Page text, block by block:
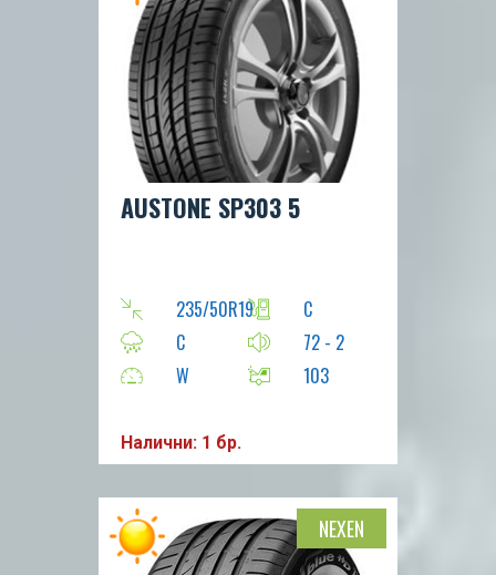
AUSTONE SP303 5
235/50R19
C
C
72 - 2
W
103
Налични: 1 бр.
NEXEN